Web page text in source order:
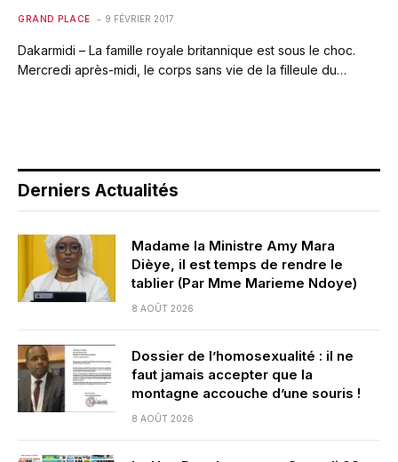
GRAND PLACE 9 FÉVRIER 2017
Dakarmidi – La famille royale britan­nique est sous le choc.
Mercredi après-midi, le corps sans vie de la filleule du…
Derniers Actualités
Madame la Ministre Amy Mara
Dièye, il est temps de rendre le
tablier (Par Mme Marieme Ndoye)
8 AOÛT 2026
Dossier de l’homosexualité : il ne
faut jamais accepter que la
montagne accouche d’une souris !
8 AOÛT 2026